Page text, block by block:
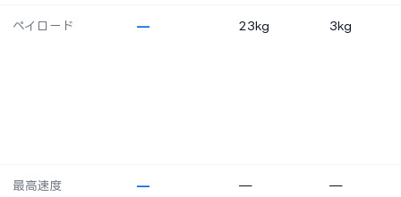
ペイロード — 23kg 3kg
最高速度 — — —